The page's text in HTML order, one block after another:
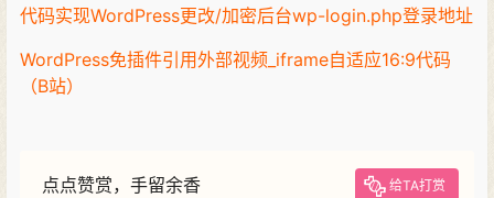
代码实现WordPress更改/加密后台wp-login.php登录地址
WordPress免插件引用外部视频_iframe自适应16:9代码
（B站）
点点赞赏，手留余香 给TA打赏